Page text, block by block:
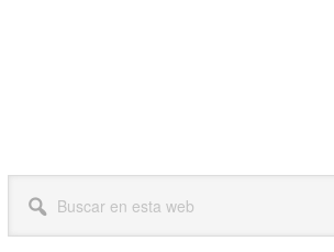
Barra
lateral
esta